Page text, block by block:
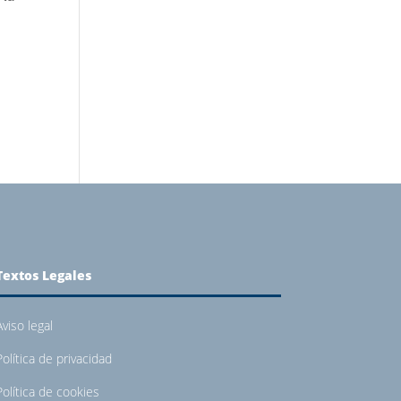
Legales
legal
de privacidad
de cookies